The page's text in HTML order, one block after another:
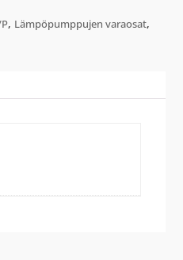
, Lämpöpumppujen varaosat,